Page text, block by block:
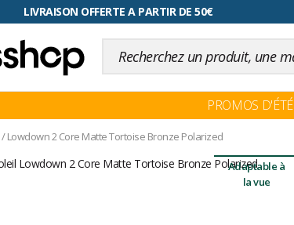
RETOUR FACILITÉ, 100 jours pour changer d'avis
PROMOS D'ÉTÉ
/Lowdown 2 Core Matte Tortoise Bronze Polarized
Adaptable à
la vue